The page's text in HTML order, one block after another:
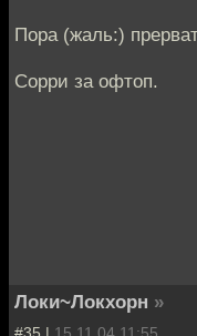
Пора (жаль:)
Сорри за офтоп.
Локи~Локхорн »
#35 | 15.11.04 11:55